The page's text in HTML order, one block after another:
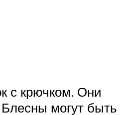
с крючком. Они
могут быть